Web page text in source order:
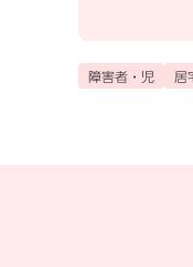
障害者・児 居